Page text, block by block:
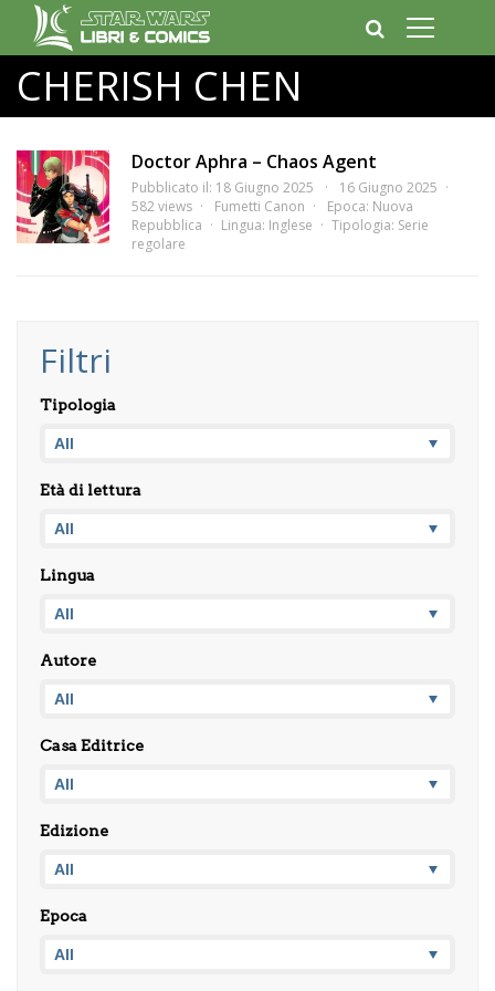
CHERISH CHEN
Doctor Aphra – Chaos Agent
Pubblicato il: 18 Giugno 2025
16 Giugno 2025
582 views
Fumetti Canon Epoca: Nuova
Repubblica
Lingua: Inglese Tipologia: Serie
regolare
Filtri
Tipologia
Età di lettura
Lingua
Autore
Casa Editrice
Edizione
Epoca